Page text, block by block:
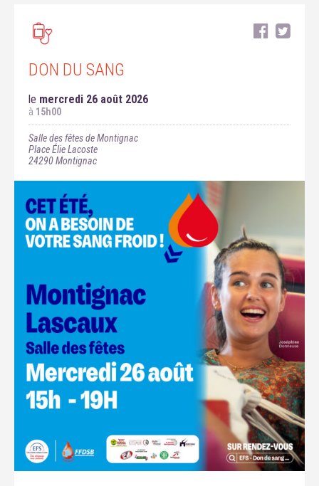
DON DU SANG
le mercredi 26 août 2026
à 15h00
Salle des fêtes de Montignac
Place Élie Lacoste
24290Montignac